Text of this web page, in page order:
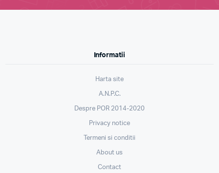
Informatii
Harta site
A.N.P.C.
Despre POR 2014-2020
Privacy notice
Termeni si conditii
About us
Contact